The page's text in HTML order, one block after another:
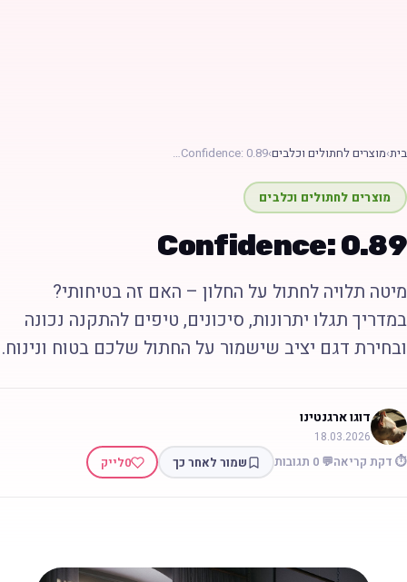
›מוצרים לחתולים וכלבים›
Confidence: 0.89…
מוצרים לחתולים וכלבים
Confidence:
תלויה לחתול על החלון – האם זה בטיחותי?
תגלו יתרונות, סיכונים, טיפים להתקנה נכונה
דגם יציב שישמור על החתול שלכם בטוח ונינוח.
דוגו ארגנטינו
18.03.2026
דקת קריאה💬 0 תגובות שמור לאחר כך 0לייק